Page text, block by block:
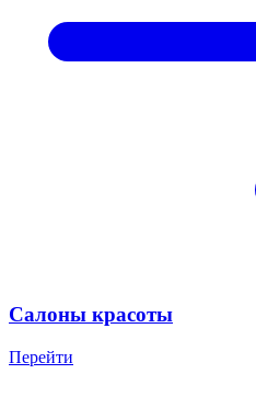
Салоны красоты
Перейти